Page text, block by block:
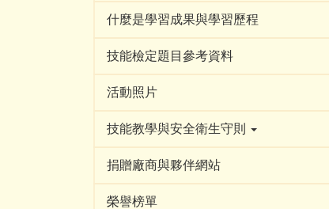
什麼是學習成果與學習歷程
技能檢定題目參考資料
活動照片
技能教學與安全衛生守則
捐贈廠商與夥伴網站
榮譽榜單